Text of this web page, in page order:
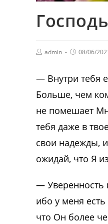
admin 08/06/
— Внутри тебя
Больше, чем
не помешает
тебя даже в
свои надежды,
ожидай, что Я
— Уверенность
ибо у меня
что Он более